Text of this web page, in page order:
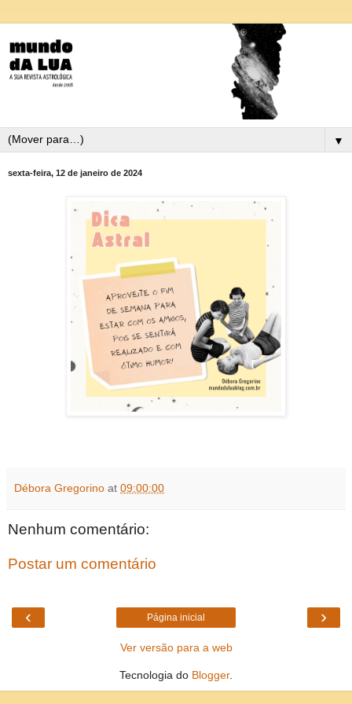
▼
sexta-feira, 12 de janeiro de 2024
Débora Gregorino at 09:00:00
Nenhum comentário:
Postar um comentário
‹ ›
Página inicial
Ver versão para a web
Tecnologia do Blogger.